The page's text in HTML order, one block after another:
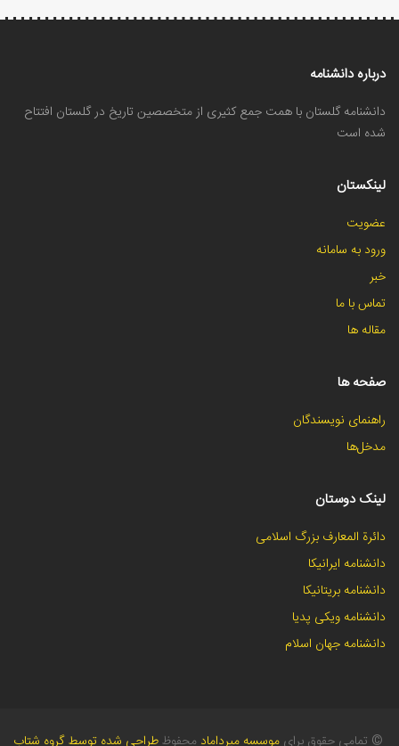
درباره دانشنامه
دانشنامه گلستان با همت جمع کثیری از متخصصین تاریخ در گلستان افتتاح
شده است
لینکستان
عضویت
ورود به سامانه
خبر
تماس با ما
مقاله ها
صفحه ها
راهنمای نویسندگان
مدخل‌ها
لینک دوستان
دائرة المعارف بزرگ اسلامی
دانشنامه ایرانیکا
دانشنامه بریتانیکا
دانشنامه ویکی پدیا
دانشنامه جهان اسلام